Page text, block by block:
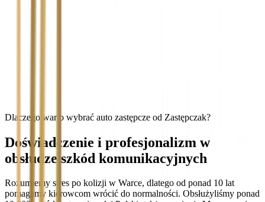
Dlaczego warto wybrać auto zastępcze od Zastępczak?
Doświadczenie i profesjonalizm w
obsłudze szkód komunikacyjnych
Rozumiemy stres po kolizji w Warce, dlatego od ponad 10 lat
pomagamy kierowcom wrócić do normalności. Obsłużyliśmy ponad